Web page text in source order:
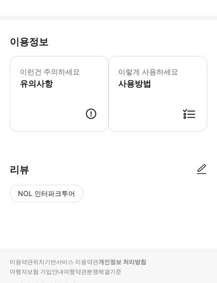
이용정보
이런건 주의하세요
유의사항
- 이 투어는 모든 기상 조건에서 운영
이렇게 사용하세요
사용방법
리뷰
NOL 인터파크투어
입니
다.
순
상
이용약관위치기반서비스 이용약관개인정보 처리방침
여행자보험 가입안내여행약관분쟁해결기준